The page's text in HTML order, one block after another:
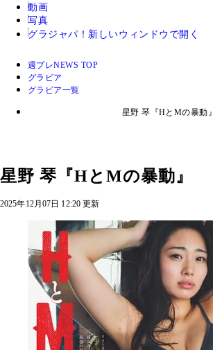
動画
写真
グラジャパ！ 新しいウィンドウで開く
週プレNEWS TOP
グラビア
グラビア一覧
星野 琴『HとMの暴動』
星野 琴『HとMの暴動』
2025年12月07日 12:20 更新